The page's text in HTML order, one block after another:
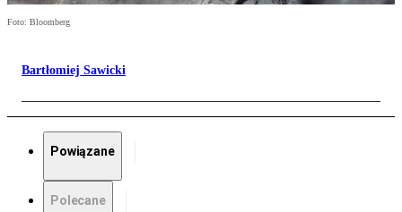
Foto: Bloomberg
Bartłomiej Sawicki
Powiązane
Polecane